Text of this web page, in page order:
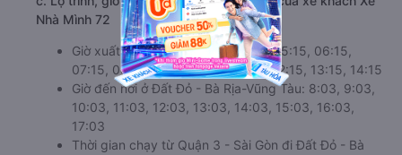
Nhà Mình 72
Giờ xuất phát ở Quận 3 - Sài Gòn: 05:15, 06:15,
07:15, 08:15, 09:15, 10:15, 11:15, 12:15, 13:15, 14:15
Giờ đến nơi ở Đất Đỏ - Bà Rịa-Vũng Tàu: 8:03, 9:03,
10:03, 11:03, 12:03, 13:03, 14:03, 15:03, 16:03,
17:03
Thời gian chạy từ Quận 3 - Sài Gòn đi Đất Đỏ - Bà